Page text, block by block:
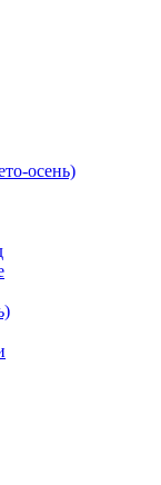
осень)